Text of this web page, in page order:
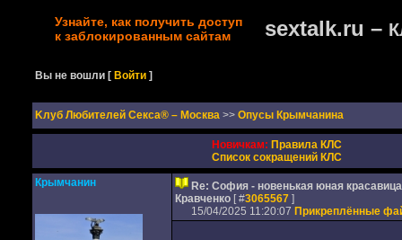
Узнайте, как получить доступ
к заблокированным сайтам
sextalk.ru –
Вы не вошли [Войти ]
Kлуб Любителей Секса® – Москва >> Опусы Крымчанина
Новичкам: Правила КЛС
Список сокращений КЛС
Крымчанин
Re: София - новенькая юная
Кравченко [ #3065567]
15/04/2025 11:20:07 Прикреплённые